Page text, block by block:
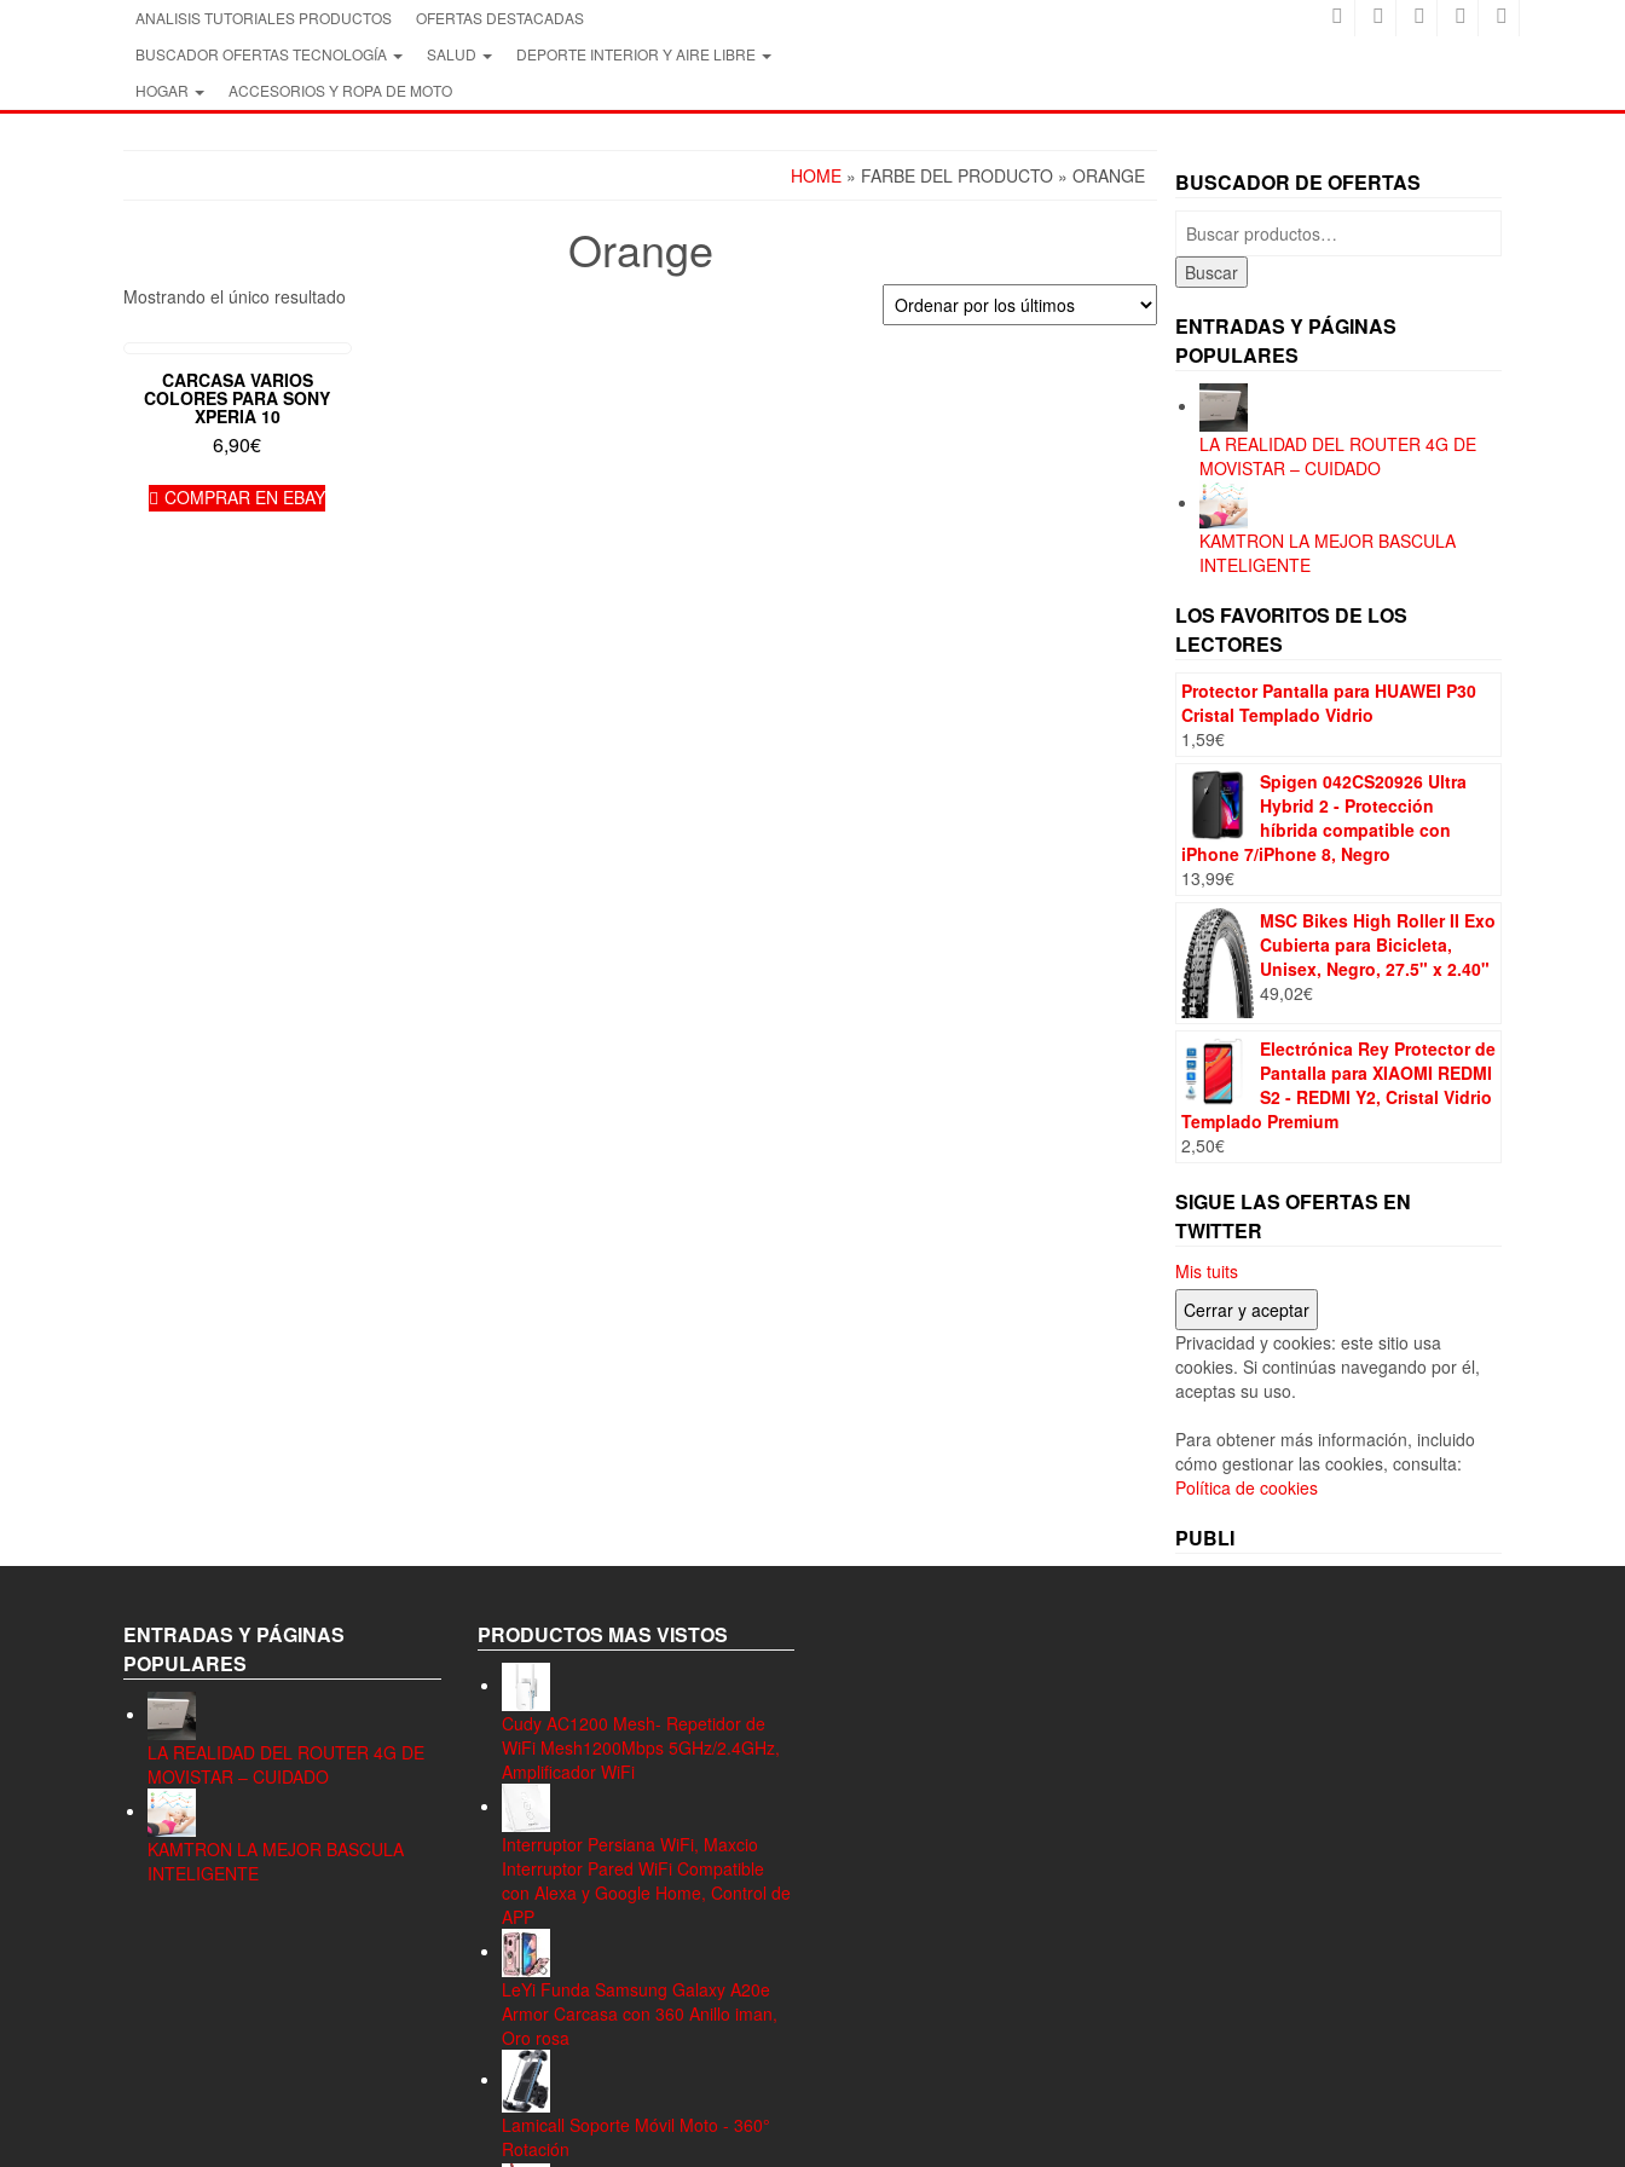
ANALISIS TUTORIALES PRODUCTOS
OFERTAS DESTACADAS
BUSCADOR OFERTAS TECNOLOGÍA
SALUD
DEPORTE INTERIOR Y AIRE LIBRE
HOGAR
ACCESORIOS Y ROPA DE MOTO
HOME » FARBE DEL PRODUCTO » ORANGE
Orange
Mostrando el único resultado
CARCASA VARIOS
COLORES PARA SONY
XPERIA 10
6,90€
COMPRAR EN EBAY
BUSCADOR DE OFERTAS
Buscar
por:
Buscar
ENTRADAS Y PÁGINAS
POPULARES
LA REALIDAD DEL ROUTER 4G DE
MOVISTAR – CUIDADO
KAMTRON LA MEJOR BASCULA
INTELIGENTE
LOS FAVORITOS DE LOS
LECTORES
Protector Pantalla para HUAWEI P30
Cristal Templado Vidrio
1,59€
Spigen 042CS20926 Ultra
Hybrid 2 - Protección
híbrida compatible con
iPhone 7/iPhone 8, Negro
13,99€
MSC Bikes High Roller II Exo
Cubierta para Bicicleta,
Unisex, Negro, 27.5" x 2.40"
49,02€
Electrónica Rey Protector de
Pantalla para XIAOMI REDMI
S2 - REDMI Y2, Cristal Vidrio
Templado Premium
2,50€
SIGUE LAS OFERTAS EN
TWITTER
Mis tuits
Privacidad y cookies: este sitio usa
cookies. Si continúas navegando por él,
aceptas su uso.
Para obtener más información, incluido
cómo gestionar las cookies, consulta:
Política de cookies
PUBLI
ENTRADAS Y PÁGINAS
POPULARES
LA REALIDAD DEL ROUTER 4G DE
MOVISTAR – CUIDADO
KAMTRON LA MEJOR BASCULA
INTELIGENTE
PRODUCTOS MAS VISTOS
Cudy AC1200 Mesh- Repetidor de
WiFi Mesh1200Mbps 5GHz/2.4GHz,
Amplificador WiFi
Interruptor Persiana WiFi, Maxcio
Interruptor Pared WiFi Compatible
con Alexa y Google Home, Control de
APP
LeYi Funda Samsung Galaxy A20e
Armor Carcasa con 360 Anillo iman,
Oro rosa
Lamicall Soporte Móvil Moto - 360°
Rotación